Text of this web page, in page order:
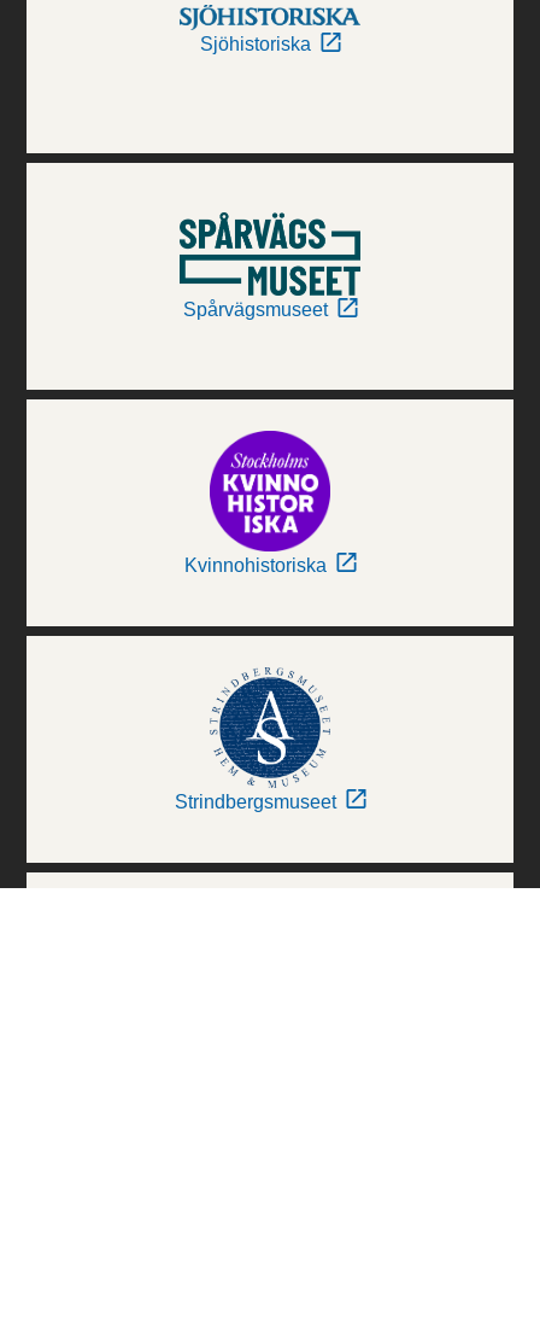
Sjöhistoriska
Spårvägsmuseet
Kvinnohistoriska
Strindbergsmuseet